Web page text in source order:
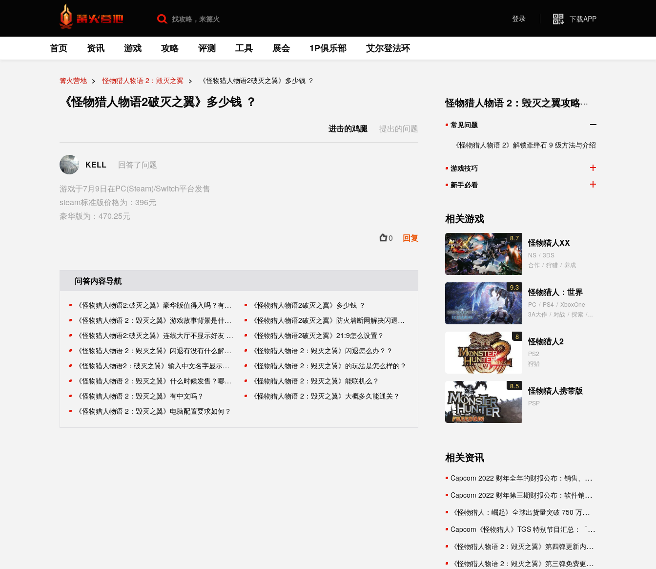
登录 下载APP
首页 资讯 游戏 攻略 评测 工具 展会 1P俱乐部 艾尔登法环
篝火营地 怪物猎人物语 2：毁灭之翼 《怪物猎人物语2破灭之翼》多少钱 ？
《怪物猎人物语2破灭之翼》多少钱 ？
进击的鸡腿 提出的问题
KELL 回答了问题
游戏于7月9日在PC(Steam)/Switch平台发售
steam标准版价格为：396元
豪华版为：470.25元
0
回复
问答内容导航
《怪物猎人物语2:破灭之翼》豪华版值得入吗？有哪些内容？
《怪物猎人物语 2：毁灭之翼》游戏故事背景是什么？
《怪物猎人物语2:破灭之翼》连线大厅不显示好友 无法联机怎么办?
《怪物猎人物语 2：毁灭之翼》闪退有没有什么解决的好用办法？
《怪物猎人物语2：破灭之翼》输入中文名字显示问号解决方法是什么？
《怪物猎人物语 2：毁灭之翼》什么时候发售？哪里可以买？
《怪物猎人物语 2：毁灭之翼》有中文吗？
《怪物猎人物语 2：毁灭之翼》电脑配置要求如何？
《怪物猎人物语2破灭之翼》多少钱 ？
《怪物猎人物语2破灭之翼》防火墙断网解决闪退怎么办？
《怪物猎人物语2破灭之翼》21:9怎么设置？
《怪物猎人物语 2：毁灭之翼》闪退怎么办？？
《怪物猎人物语 2：毁灭之翼》的玩法是怎么样的？
《怪物猎人物语 2：毁灭之翼》能联机么？
《怪物猎人物语 2：毁灭之翼》大概多久能通关？
怪物猎人物语 2：毁灭之翼攻略全集
常见问题
《怪物猎人物语 2》解锁牵绊石 9 级方法与介绍
游戏技巧
《怪物猎人物语 2》简单刷钱方法技巧介绍
新手必看
相关游戏
8.7 怪物猎人XX
NS / 3DS
合作 / 狩猎 / 养成
9.3 怪物猎人：世界
PC / PS4 / XboxOne
3A大作 / 对战 / 探索 /
8 怪物猎人2
PS2
狩猎
8.5 怪物猎人携带版
PSP
相关资讯
Capcom 2022 财年全年的财报公布：销售、利益均有增长
Capcom 2022 财年第三期财报公布：软件销量持续增长中
《怪物猎人：崛起》全球出货量突破 750 万份，数字版促销开启
Capcom《怪物猎人》TGS 特别节目汇总：「曙光」新古龙定名爵银龙
《怪物猎人物语 2：毁灭之翼》第四弹更新内容 9 月 30 日推出
《怪物猎人物语 2：毁灭之翼》第三弹免费更新：追加冰麒麟等新随行兽